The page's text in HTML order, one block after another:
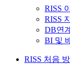
RISS
RISS
DB연
BI 및
RISS 처음